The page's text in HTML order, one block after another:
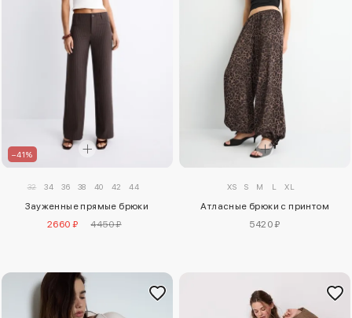
–41%
32 34 36 38 40 42 44
Зауженные прямые брюки
2660 ₽
4450 ₽
XS S M L XL
Атласные брюки с принтом
5420 ₽